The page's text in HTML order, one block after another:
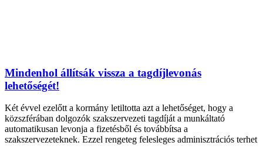
Mindenhol állítsák vissza a tagdíjlevonás
lehetőségét!
Két évvel ezelőtt a kormány letiltotta azt a lehetőséget, hogy a
közszférában dolgozók szakszervezeti tagdíját a munkáltató
automatikusan levonja a fizetésből és továbbítsa a
szakszervezeteknek. Ezzel rengeteg felesleges adminisztrációs terhet